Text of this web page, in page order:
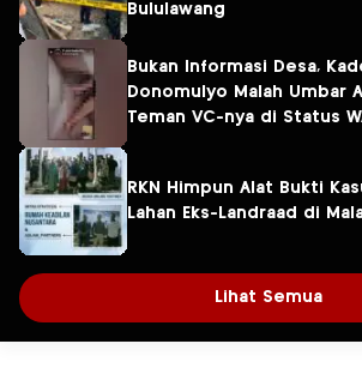
Bululawang
Bukan Informasi Desa,
Donomulyo Malah Umbar
Teman VC-nya di Status
RKN Himpun Alat Bukti
Lahan Eks-Landraad di
Lihat Semua